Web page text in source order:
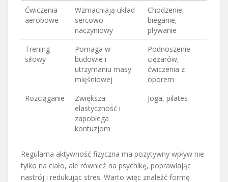
Ćwiczenia
aerobowe
Wzmacniają układ
sercowo-
naczyniowy
Chodzenie,
bieganie,
pływanie
Trening
siłowy
Pomaga w
budowie i
utrzymaniu masy
mięśniowej
Podnoszenie
ciężarów,
ćwiczenia z
oporem
Rozciąganie
Zwiększa
elastyczność i
zapobiega
kontuzjom
Joga, pilates
Regularna aktywność fizyczna ma pozytywny wpływ nie
tylko na ciało, ale również na psychikę, poprawiając
nastrój i redukując stres. Warto więc znaleźć formę